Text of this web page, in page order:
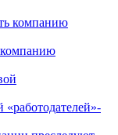
компанию
«работодателей»-